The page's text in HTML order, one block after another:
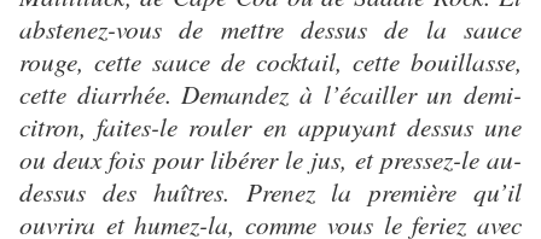
abstenez-vous de mettre dessus de la sauce
rouge, cette sauce de cocktail, cette bouillasse,
cette diarrhée. Demandez à l’écailler un demi-
citron, faites-le rouler en appuyant dessus une
ou deux fois pour libérer le jus, et pressez-le au-
dessus des huîtres. Prenez la première qu’il
ouvrira et humez-la, comme vous le feriez avec